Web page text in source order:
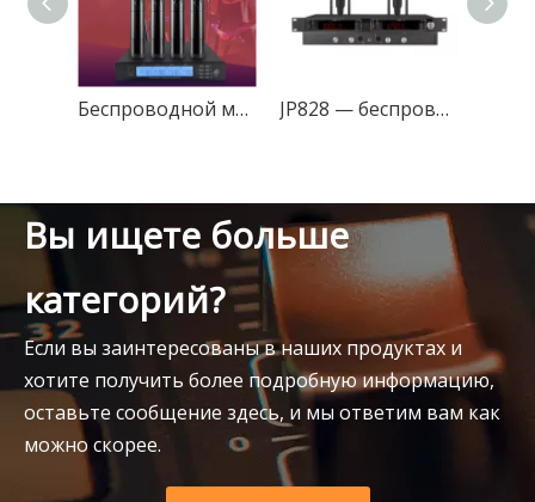
Беспроводной микрофон для выступлений на сцене, профессиональный, с четырьмя антеннами и двойной передачей JP828 — беспроводной микрофонный передатчик True Diversity
Вы ищете больше
категорий?
Если вы заинтересованы в наших продуктах и
хотите получить более подробную информацию,
оставьте сообщение здесь, и мы ответим вам как
можно скорее.